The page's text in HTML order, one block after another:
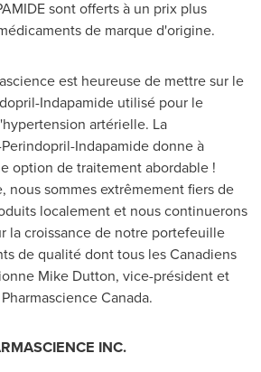
sont offerts à un prix plus
de marque d'origine.
est heureuse de mettre sur le
Indapamide utilisé pour le
artérielle. La
Indapamide donne à
option de traitement abordable !
nous sommes extrêmement fiers de
localement et nous continuerons
la croissance de notre portefeuille
de qualité dont tous les Canadiens
Mike Dutton, vice-président et
Canada.
INC.